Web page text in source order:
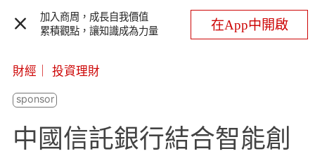
加入商周，成長自我價值
累積觀點，讓知識成為力量
在App中開啟
財經 投資理財
中國信託銀行結合智能創